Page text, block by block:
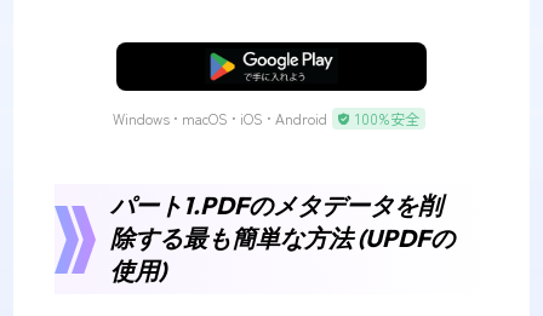
無料ダウンロード
Windows • macOS • iOS • Android 100%安全
パート1.PDFのメタデータを削
除する最も簡単な方法 (UPDFの
使用)